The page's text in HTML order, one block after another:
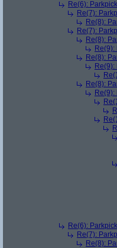
Re(6):
Re(7):
Re(8):
Re(7):
Re(8):
Re(9):
Re(8):
Re(9):
Re(8):
Re(9):
Re(6):
Re(7):
Re(8):